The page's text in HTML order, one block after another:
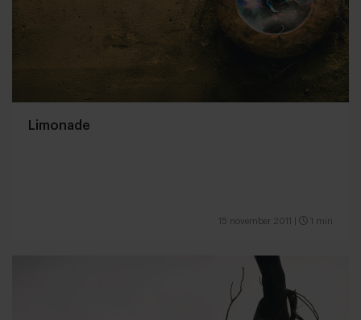
Limonade
15 november 2011 1 min